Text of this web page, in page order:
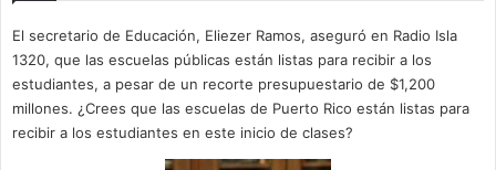
El secretario de Educación, Eliezer Ramos, aseguró en Radio Isla
1320, que las escuelas públicas están listas para recibir a los
estudiantes, a pesar de un recorte presupuestario de $1,200
millones. ¿Crees que las escuelas de Puerto Rico están listas para
recibir a los estudiantes en este inicio de clases?